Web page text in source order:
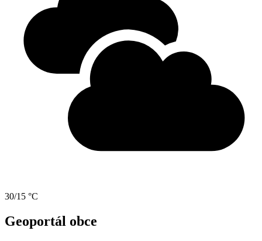
30/15 °C
Geoportál obce